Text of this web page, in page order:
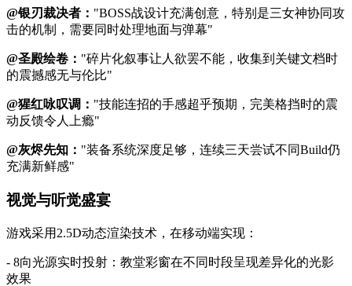
@银刃裁决者： "BOSS战设计充满创意，特别是三女神协同攻
击的机制，需要同时处理地面与弹幕"
@圣殿绘卷： "碎片化叙事让人欲罢不能，收集到关键文档时
的震撼感无与伦比"
@猩红咏叹调： "技能连招的手感超乎预期，完美格挡时的震
动反馈令人上瘾"
@灰烬先知： "装备系统深度足够，连续三天尝试不同Build仍
充满新鲜感"
视觉与听觉盛宴
游戏采用2.5D动态渲染技术，在移动端实现：
- 8向光源实时投射：教堂彩窗在不同时段呈现差异化的光影
效果